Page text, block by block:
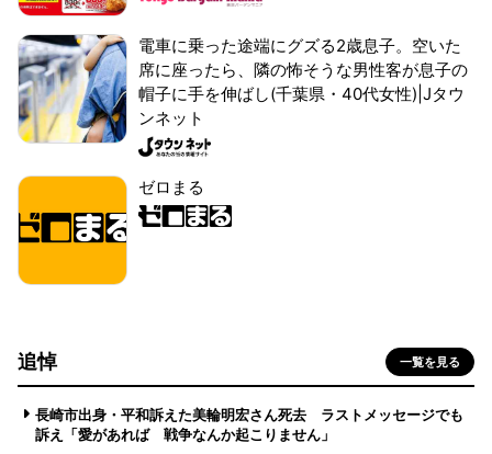
電車に乗った途端にグズる2歳息子。空いた
席に座ったら、隣の怖そうな男性客が息子の
帽子に手を伸ばし(千葉県・40代女性)|Jタウ
ンネット
ゼロまる
追悼 一覧を見る
長崎市出身・平和訴えた美輪明宏さん死去 ラストメッセージでも
訴え「愛があれば 戦争なんか起こりません」